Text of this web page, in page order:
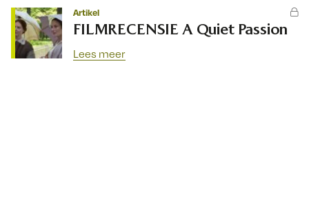
Artikel
FILMRECENSIE A Quiet Passion
Lees meer